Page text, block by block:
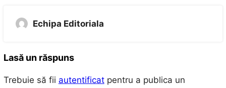
Echipa Editoriala
Lasă un răspuns
Trebuie să fii autentificatpentru a publica un